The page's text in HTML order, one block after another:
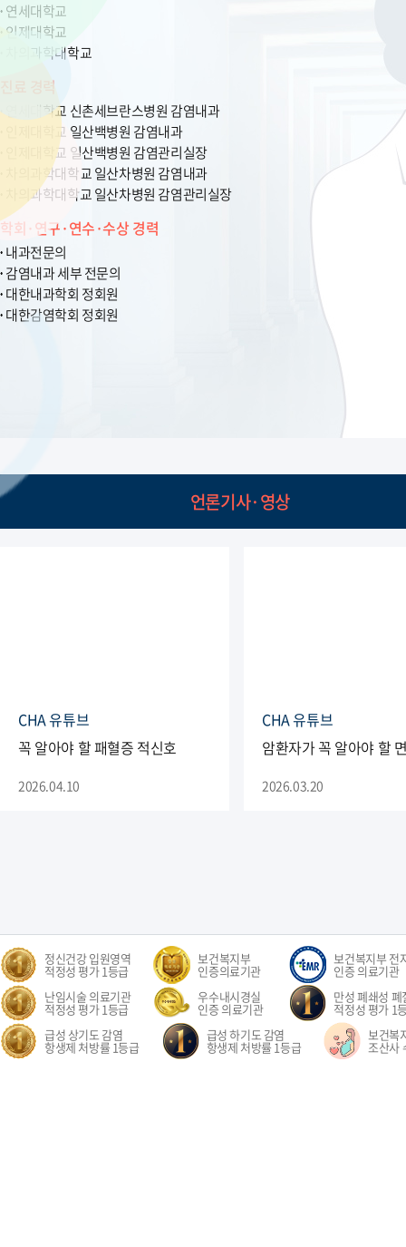
연세대학교
인제대학교
차의과학대학교
진료 경력
연세대학교 신촌세브란스병원 감염내과
인제대학교 일산백병원 감염내과
인제대학교 일산백병원 감염관리실장
차의과학대학교 일산차병원 감염내과
차의과학대학교 일산차병원 감염관리실장
학회·연구·연수·수상 경력
내과전문의
감염내과 세부 전문의
대한내과학회 정회원
대한감염학회 정회원
언론기사·영상
CHA 유튜브
꼭 알아야 할 패혈증 적신호
2026.04.10
CHA 유튜브
암환자가 꼭 알아야 할
2026.03.20
정신건강 입원영역
적정성 평가 1등급
보건복지부
인증의료기관
보건복지부 전
인증 의료기관
난임시술 의료기관
적정성 평가 1등급
우수내시경실
인증 의료기관
만성 폐쇄성
적정성 평가 1
급성 상기도 감염
항생제 처방률 1등급
급성 하기도 감염
항생제 처방률 1등급
보건복
조산사